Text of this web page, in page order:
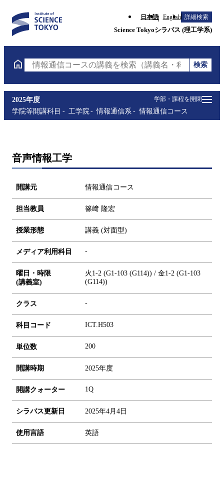
日本語 English 詳細検索
Science Tokyoシラバス (理工学系)
情報通信コースの講義を検索（講義名・科目コード・
検索
学部・課程を開閉
2025年度
学院等開講科目
工学院 情報通信系 情報通信コース
音声情報工学
開講元 情報通信コース
担当教員 篠﨑 隆宏
授業形態 講義 (対面型)
メディア利用科目 -
曜日・時限
(講義室)
火1-2 (G1-103 (G114)) / 金1-2 (G1-103
(G114))
クラス -
科目コード ICT.H503
単位数 200
開講時期 2025年度
開講クォーター 1Q
シラバス更新日 2025年4月4日
使用言語 英語